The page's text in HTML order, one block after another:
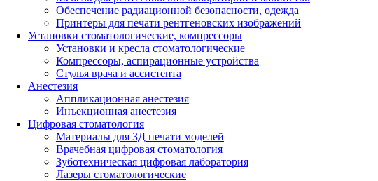
Обеспечение радиационной безопасности, одежда
Принтеры для печати рентгеновских изображений
Установки стоматологические, компрессоры
Установки и кресла стоматологические
Компрессоры, аспирационные устройства
Стулья врача и ассистента
Анестезия
Аппликационная анестезия
Инъекционная анестезия
Цифровая стоматология
Материалы для 3Д печати моделей
Врачебная цифровая стоматология
Зуботехническая цифровая лаборатория
Лазеры стоматологические